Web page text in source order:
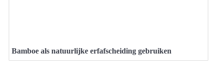
Bamboe als natuurlijke erfafscheiding gebruiken